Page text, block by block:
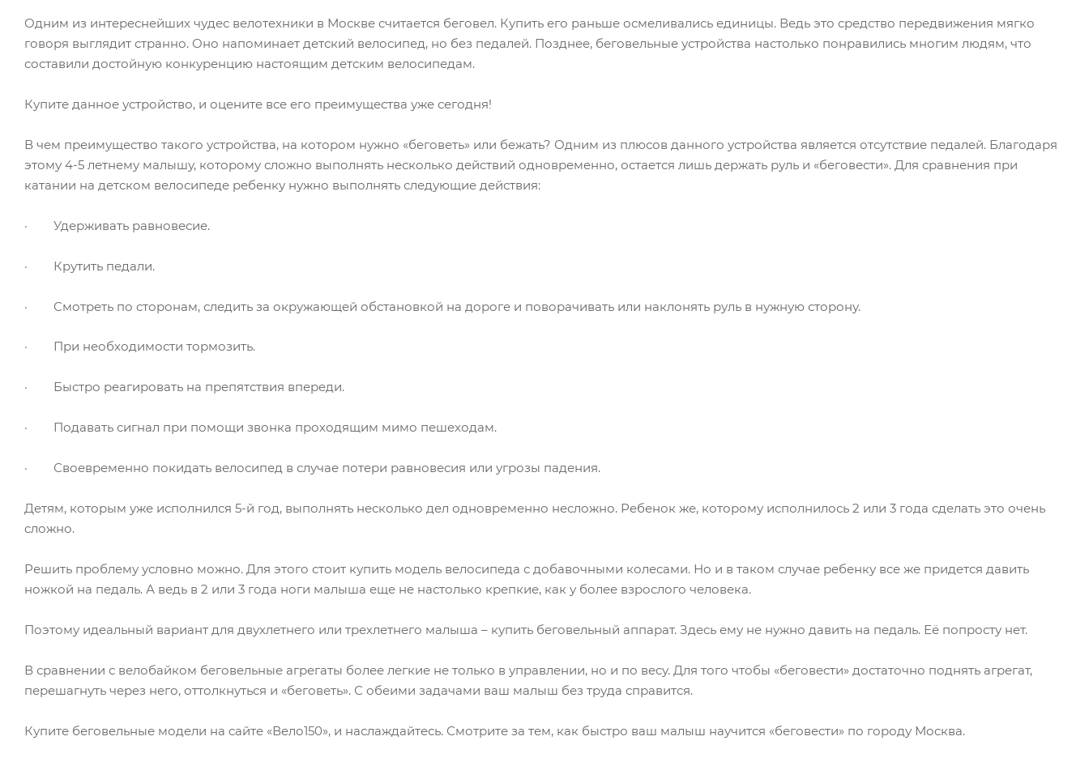
Одним из интереснейших чудес велотехники в Москве считается беговел. Купить его раньше осмеливались единицы. Ведь это средство передвижения мягко
говоря выглядит странно. Оно напоминает детский велосипед, но без педалей. Позднее, беговельные устройства настолько понравились многим людям, что
составили достойную конкуренцию настоящим детским велосипедам.
Купите данное устройство, и оцените все его преимущества уже сегодня!
В чем преимущество такого устройства, на котором нужно «беговеть» или бежать? Одним из плюсов данного устройства является отсутствие педалей. Благодаря
этому 4-5 летнему малышу, которому сложно выполнять несколько действий одновременно, остается лишь держать руль и «беговести». Для сравнения при
катании на детском велосипеде ребенку нужно выполнять следующие действия:
· Удерживать равновесие.
· Крутить педали.
· Смотреть по сторонам, следить за окружающей обстановкой на дороге и поворачивать или наклонять руль в нужную сторону.
· При необходимости тормозить.
· Быстро реагировать на препятствия впереди.
· Подавать сигнал при помощи звонка проходящим мимо пешеходам.
· Своевременно покидать велосипед в случае потери равновесия или угрозы падения.
Детям, которым уже исполнился 5-й год, выполнять несколько дел одновременно несложно. Ребенок же, которому исполнилось 2 или 3 года сделать это очень
сложно.
Решить проблему условно можно. Для этого стоит купить модель велосипеда с добавочными колесами. Но и в таком случае ребенку все же придется давить
ножкой на педаль. А ведь в 2 или 3 года ноги малыша еще не настолько крепкие, как у более взрослого человека.
Поэтому идеальный вариант для двухлетнего или трехлетнего малыша – купить беговельный аппарат. Здесь ему не нужно давить на педаль. Её попросту нет.
В сравнении с велобайком беговельные агрегаты более легкие не только в управлении, но и по весу. Для того чтобы «беговести» достаточно поднять агрегат,
перешагнуть через него, оттолкнуться и «беговеть». С обеими задачами ваш малыш без труда справится.
Купите беговельные модели на сайте «Вело150», и наслаждайтесь. Смотрите за тем, как быстро ваш малыш научится «беговести» по городу Москва.